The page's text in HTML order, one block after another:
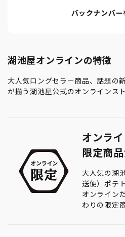
バックナンバー
湖池屋オンラインの特徴
大人気ロングセラー商品、話題の
が揃う湖池屋公式のオンラインスト
オンラ
限定商
大人気の湖
送便）ポテ
オンライン
わりの限定